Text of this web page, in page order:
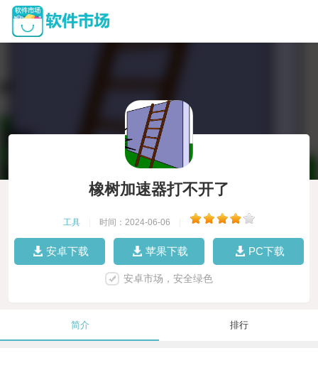
橡树加速器打不开了
工具 时间：2024-06-06
安卓下载 苹果下载 PC下载
安卓市场，安全绿色
简介 排行